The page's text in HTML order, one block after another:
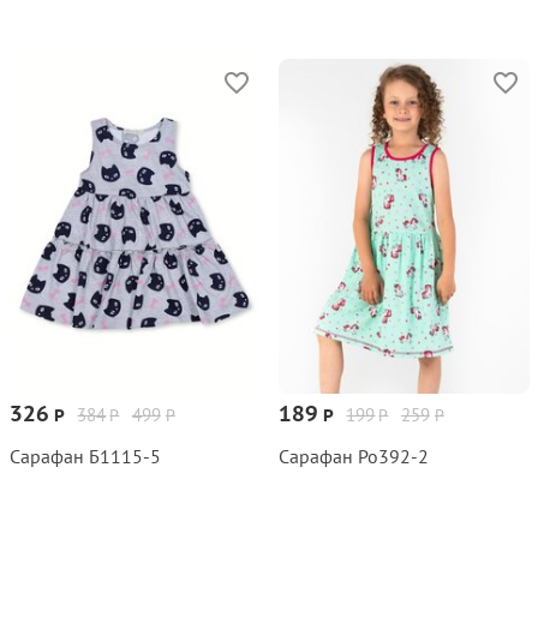
499 Р
384Р
326 Р
Сарафан Б1115‑5
259 Р
199Р
189 Р
Сарафан Ро392‑2